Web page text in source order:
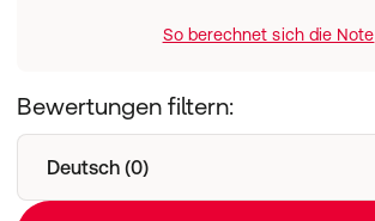
So berechnet sich die Note
Bewertungen filtern:
Deutsch (0)